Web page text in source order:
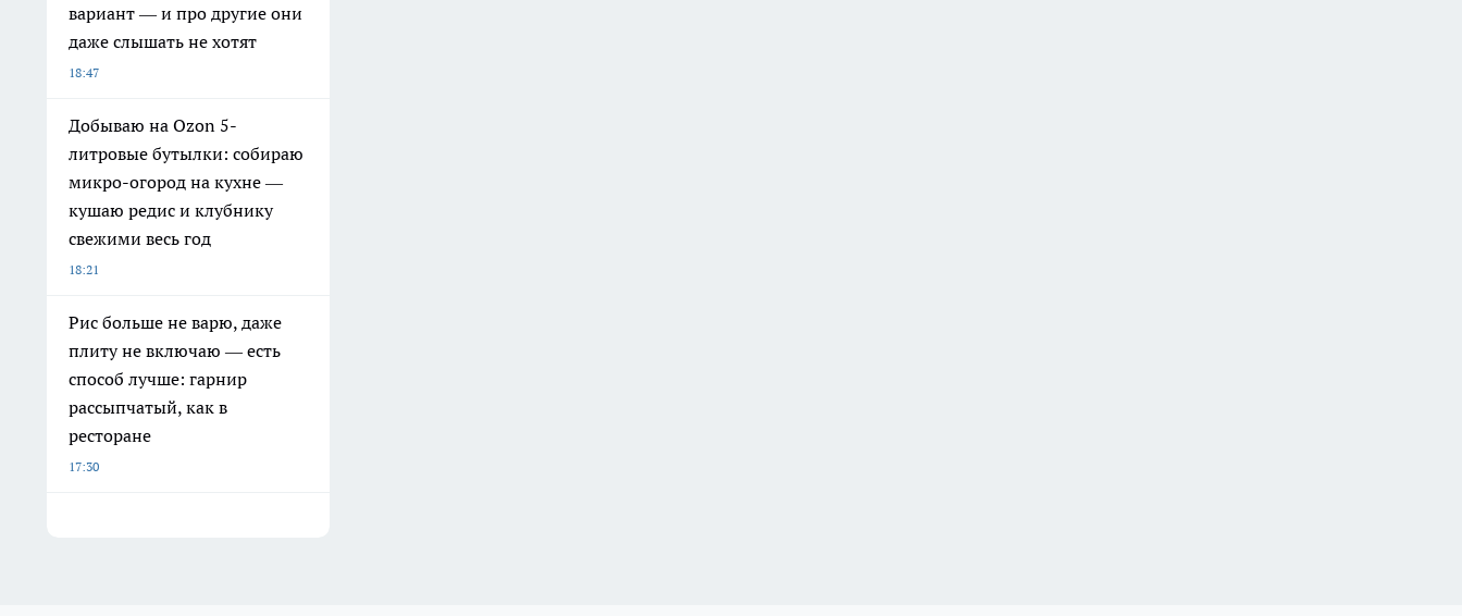
вариант — и про другие они
даже слышать не хотят
18:47
Добываю на Ozon 5-
литровые бутылки: собираю
микро-огород на кухне —
кушаю редис и клубнику
свежими весь год
18:21
Рис больше не варю, даже
плиту не включаю — есть
способ лучше: гарнир
рассыпчатый, как в
ресторане
17:30